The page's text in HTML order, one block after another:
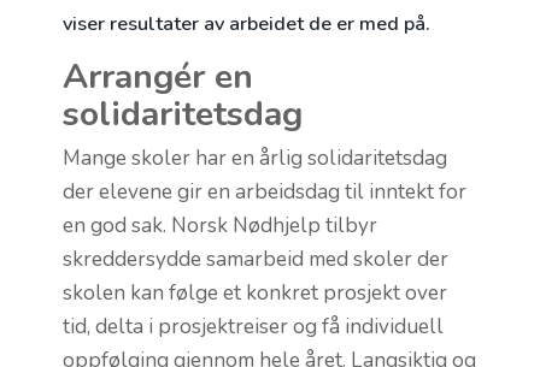
viser resultater av arbeidet de er med på.
Arrangér en
solidaritetsdag
Mange skoler har en årlig solidaritetsdag
der elevene gir en arbeidsdag til inntekt for
en god sak. Norsk Nødhjelp tilbyr
skreddersydde samarbeid med skoler der
skolen kan følge et konkret prosjekt over
tid, delta i prosjektreiser og få individuell
oppfølging gjennom hele året. Langsiktig og